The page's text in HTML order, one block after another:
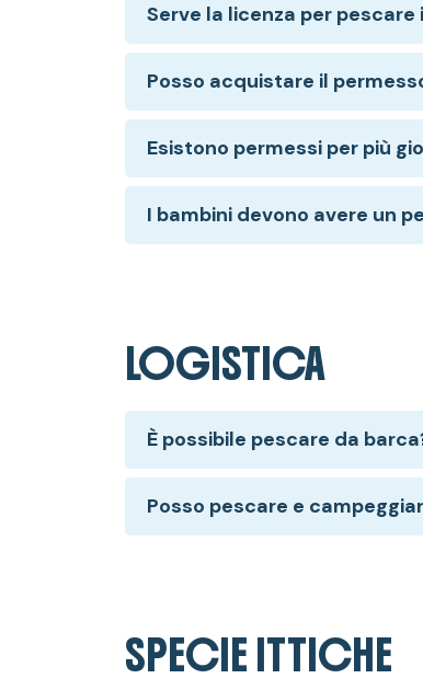
Serve la licenza per pescare
Posso acquistare il
Esistono permessi per più
I bambini devono avere un
LOGISTICA
È possibile pescare da
Posso pescare e
SPECIE ITTICHE